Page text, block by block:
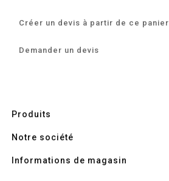
Créer un devis à partir de ce panier
Demander un devis
Produits
Notre société
Informations de magasin